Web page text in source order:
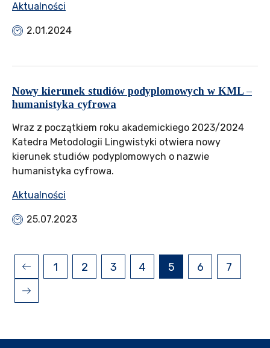
Aktualności
2.01.2024
Nowy kierunek studiów podyplomowych w KML –
humanistyka cyfrowa
Wraz z początkiem roku akademickiego 2023/2024
Katedra Metodologii Lingwistyki otwiera nowy
kierunek studiów podyplomowych o nazwie
humanistyka cyfrowa.
Aktualności
25.07.2023
1 2 3 4 5 6 7